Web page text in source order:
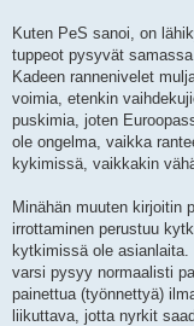
Kuten PeS sanoi, on
tuppeot pysyvät
Kadeen rannenivelet
voimia, etenkin
puskimia, joten
ole ongelma, vaikka
kykimissä, vaikkakin
Minähän muuten kirjoitin
irrottaminen perustuu
kytkimissä ole asianlaita.
varsi pysyy normaalisti
painettua (työnnettyä)
liikuttava, jotta nyrkit